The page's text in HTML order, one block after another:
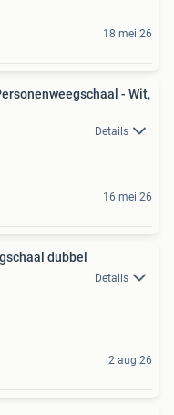
18 mei 26
- Wit,
Details
16 mei 26
dubbel
Details
2 aug 26